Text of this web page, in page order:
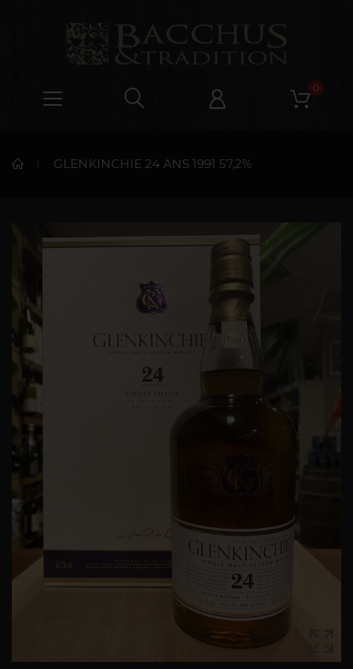
0
GLENKINCHIE 24 ANS 1991 57,2%